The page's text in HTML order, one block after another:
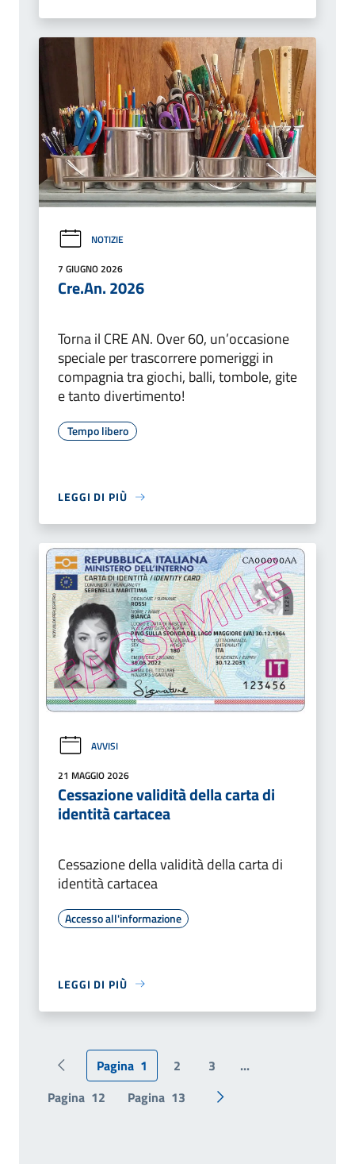
NOTIZIE
7 GIUGNO 2026
Cre.An. 2026
Torna il CRE AN. Over 60, un’occasione
speciale per trascorrere pomeriggi in
compagnia tra giochi, balli, tombole, gite
e tanto divertimento!
Tempo libero
LEGGI DI PIÙ
AVVISI
21 MAGGIO 2026
Cessazione validità della carta di
identità cartacea
Cessazione della validità della carta di
identità cartacea
Accesso all'informazione
LEGGI DI PIÙ
Pagina precedente
Pagina 1 2 3
...
Pagina 12 Pagina 13 Pagina successiva